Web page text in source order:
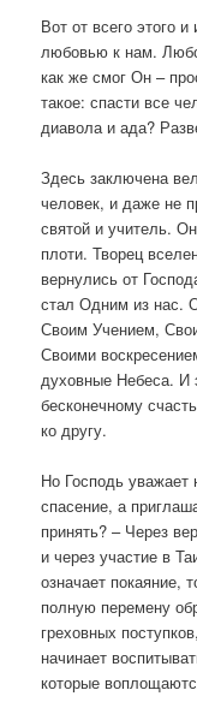
Вот от всего этого
любовью к нам.
как же смог Он –
такое: спасти все
диавола и ада?
Здесь заключена
человек, и даже не
святой и учитель.
плоти. Творец
вернулись от
стал Одним из нас.
Своим Учением,
Своими
духовные Небеса. И
бесконечному
ко другу.
Но Господь
спасение, а
принять? – Через
и через участие в
означает покаяние,
полную перемену
греховных
начинает
которые